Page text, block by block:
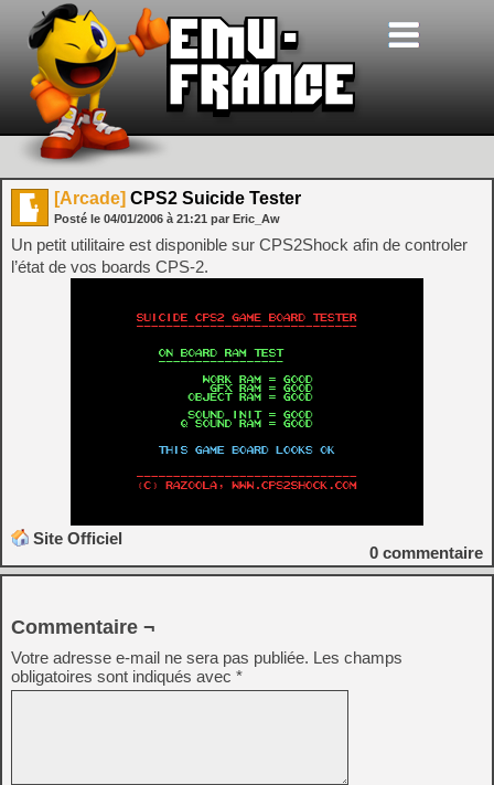
[Arcade] CPS2 Suicide Tester
Posté le 04/01/2006 à 21:21 par Eric_Aw
Un petit utilitaire est disponible sur CPS2Shock afin de controler
l’état de vos boards CPS-2.
Site Officiel
0 commentaire
Commentaire ¬
Votre adresse e-mail ne sera pas publiée. Les champs
obligatoires sont indiqués avec *